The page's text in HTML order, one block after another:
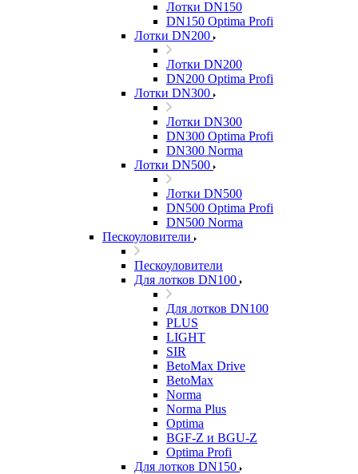
Лотки DN150
DN150 Optima Profi
Лотки DN200
Лотки DN200
DN200 Optima Profi
Лотки DN300
Лотки DN300
DN300 Optima Profi
DN300 Norma
Лотки DN500
Лотки DN500
DN500 Optima Profi
DN500 Norma
Пескоуловители
Пескоуловители
Для лотков DN100
Для лотков DN100
PLUS
LIGHT
SIR
BetoMax Drive
BetoMax
Norma
Norma Plus
Optima
BGF-Z и BGU-Z
Optima Profi
Для лотков DN150